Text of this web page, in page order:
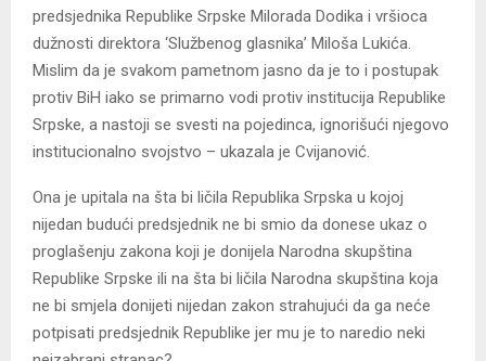
predsjednika Republike Srpske Milorada Dodika i vršioca
dužnosti direktora ‘Službenog glasnika’ Miloša Lukića.
Mislim da je svakom pametnom jasno da je to i postupak
protiv BiH iako se primarno vodi protiv institucija Republike
Srpske, a nastoji se svesti na pojedinca, ignorišući njegovo
institucionalno svojstvo – ukazala je Cvijanović.
Ona je upitala na šta bi ličila Republika Srpska u kojoj
nijedan budući predsjednik ne bi smio da donese ukaz o
proglašenju zakona koji je donijela Narodna skupština
Republike Srpske ili na šta bi ličila Narodna skupština koja
ne bi smjela donijeti nijedan zakon strahujući da ga neće
potpisati predsjednik Republike jer mu je to naredio neki